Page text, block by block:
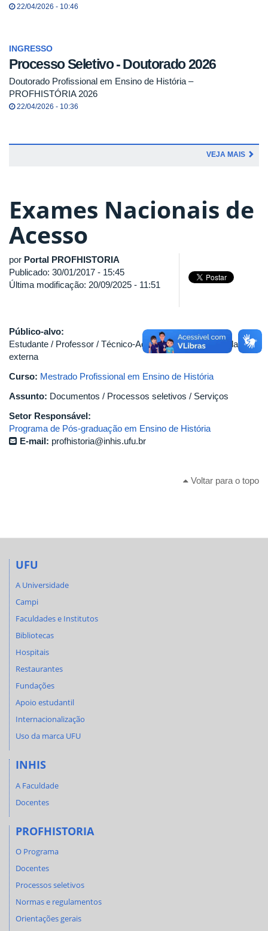
22/04/2026 - 10:46
INGRESSO
Processo Seletivo - Doutorado 2026
Doutorado Profissional em Ensino de História –
PROFHISTÓRIA 2026
22/04/2026 - 10:36
VEJA MAIS
Exames Nacionais de
Acesso
por Portal PROFHISTORIA
Publicado: 30/01/2017 - 15:45
Última modificação: 20/09/2025 - 11:51
Público-alvo:
Estudante / Professor / Técnico-Administrativo / Comunidade
externa
Curso: Mestrado Profissional em Ensino de História
Assunto: Documentos / Processos seletivos / Serviços
Setor Responsável:
Programa de Pós-graduação em Ensino de História
E-mail: profhistoria@inhis.ufu.br
Voltar para o topo
UFU
A Universidade
Campi
Faculdades e Institutos
Bibliotecas
Hospitais
Restaurantes
Fundações
Apoio estudantil
Internacionalização
Uso da marca UFU
INHIS
A Faculdade
Docentes
PROFHISTORIA
O Programa
Docentes
Processos seletivos
Normas e regulamentos
Orientações gerais